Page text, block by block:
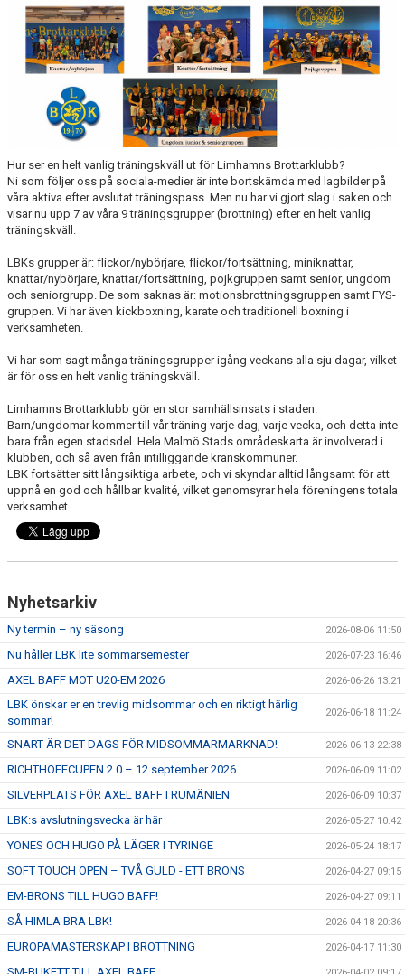
FYS - TRÄNA DITT LAG
BESTÄLL LBK KLÄDER
VACCINERAD MOT DOPING
RICHTHOFFCUPEN
SNK-TÄVLING PÅ LIMHAMN
SKÅNESERIEN
LBKS VÄRDEGRUNDER
GDPR
LBKS JUBILEUMSBOK
ÅNGERRÄTT
ENOLIV.SE
OM SKADAN ÄR FRAMME
Hur ser en helt vanlig träningskväll ut för Limhamns Brottarklubb?
Ni som följer oss på sociala-medier är inte bortskämda med lagbilder på
våra aktiva efter avslutat träningspass. Men nu har vi gjort slag i saken och
visar nu upp 7 av våra 9 träningsgrupper (brottning) efter en helt vanlig
träningskväll.
LBKs grupper är: flickor/nybörjare, flickor/fortsättning, miniknattar,
knattar/nybörjare, knattar/fortsättning, pojkgruppen samt senior, ungdom
och seniorgrupp. De som saknas är: motionsbrottningsgruppen samt FYS-
gruppen. Vi har även kickboxning, karate och traditionell boxning i
verksamheten.
Vi har som sagt många träningsgrupper igång veckans alla sju dagar, vilket
är för oss en helt vanlig träningskväll.
Limhamns Brottarklubb gör en stor samhällsinsats i staden.
Barn/ungdomar kommer till vår träning varje dag, varje vecka, och detta inte
bara från egen stadsdel. Hela Malmö Stads områdeskarta är involverad i
klubben, och så även från intilliggande kranskommuner.
LBK fortsätter sitt långsiktiga arbete, och vi skyndar alltid långsamt för att
uppnå en god och hållbar kvalité, vilket genomsyrar hela föreningens totala
verksamhet.
Nyhetsarkiv
Ny termin – ny säsong 2026-08-06 11:50
Nu håller LBK lite sommarsemester 2026-07-23 16:46
AXEL BAFF MOT U20-EM 2026 2026-06-26 13:21
LBK önskar er en trevlig midsommar och en riktigt härlig
sommar!
2026-06-18 11:24
SNART ÄR DET DAGS FÖR MIDSOMMARMARKNAD! 2026-06-13 22:38
RICHTHOFFCUPEN 2.0 – 12 september 2026 2026-06-09 11:02
SILVERPLATS FÖR AXEL BAFF I RUMÄNIEN 2026-06-09 10:37
LBK:s avslutningsvecka är här 2026-05-27 10:42
YONES OCH HUGO PÅ LÄGER I TYRINGE 2026-05-24 18:17
SOFT TOUCH OPEN – TVÅ GULD - ETT BRONS 2026-04-27 09:15
EM-BRONS TILL HUGO BAFF! 2026-04-27 09:11
SÅ HIMLA BRA LBK! 2026-04-18 20:36
EUROPAMÄSTERSKAP I BROTTNING 2026-04-17 11:30